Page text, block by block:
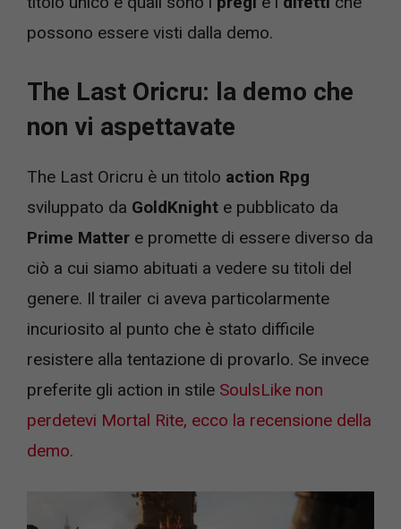
possono essere visti dalla demo.
The Last Oricru: la demo che
non vi aspettavate
The Last Oricru è un titolo action Rpg
sviluppato da GoldKnight e pubblicato da
Prime Matter e promette di essere diverso da
ciò a cui siamo abituati a vedere su titoli del
genere. Il trailer ci aveva particolarmente
incuriosito al punto che è stato difficile
resistere alla tentazione di provarlo. Se invece
preferite gli action in stile SoulsLike non
perdetevi Mortal Rite, ecco la recensione della
demo.